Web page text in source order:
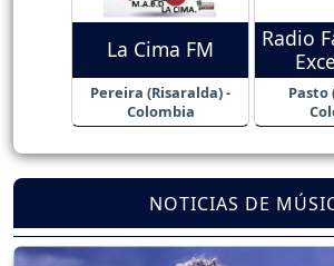
La Cima FM
Pereira (Risaralda) -
Colombia
Radio
Pasto
NOTICIAS DE